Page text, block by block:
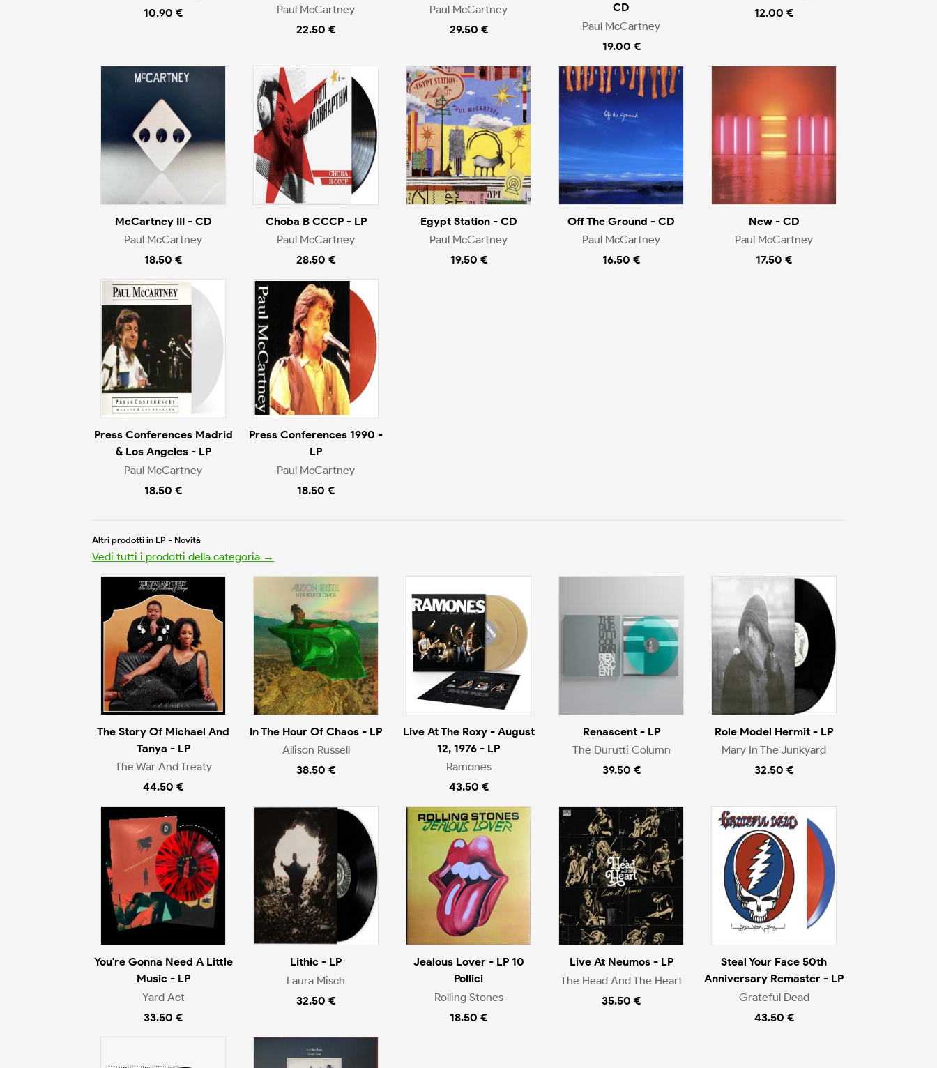
10.90 €
Paul McCartney
22.50 €
Paul McCartney
29.50 €
CD
Paul McCartney
19.00 €
12.00 €
McCartney III - CD
Paul McCartney
18.50 €
Choba B CCCP - LP
Paul McCartney
28.50 €
Egypt Station - CD
Paul McCartney
19.50 €
Off The Ground - CD
Paul McCartney
16.50 €
New - CD
Paul McCartney
17.50 €
Press Conferences Madrid
& Los Angeles - LP
Paul McCartney
18.50 €
Press Conferences 1990 -
LP
Paul McCartney
18.50 €
Altri prodotti in LP - Novità
Vedi tutti i prodotti della categoria →
The Story Of Michael And
Tanya - LP
The War And Treaty
44.50 €
In The Hour Of Chaos - LP
Allison Russell
38.50 €
Live At The Roxy - August
12, 1976 - LP
Ramones
43.50 €
Renascent - LP
The Durutti Column
39.50 €
Role Model Hermit - LP
Mary In The Junkyard
32.50 €
You're Gonna Need A Little
Music - LP
Yard Act
33.50 €
Lithic - LP
Laura Misch
32.50 €
Jealous Lover - LP 10
Pollici
Rolling Stones
18.50 €
Live At Neumos - LP
The Head And The Heart
35.50 €
Steal Your Face 50th
Anniversary Remaster - LP
Grateful Dead
43.50 €